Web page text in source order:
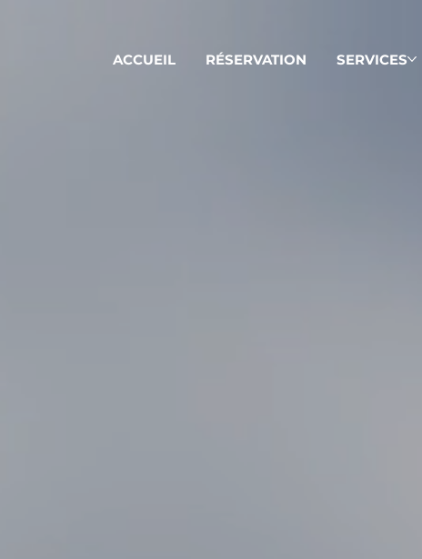
ACCUEIL RÉSERVATION SERVICES